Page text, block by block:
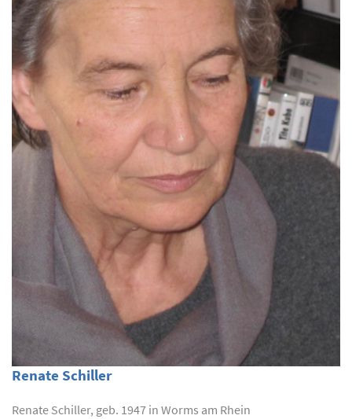
Renate Schiller
Renate Schiller, geb. 1947 in Worms am Rhein